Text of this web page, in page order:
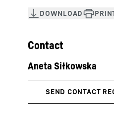
Contact